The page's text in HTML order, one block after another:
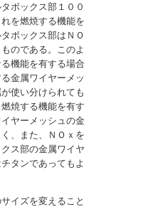
ボックス部１００
を燃焼する機能を
ボックス部はＮＯ
のである。このよ
機能を有する場合
金属ワイヤーメッ
使い分けられても
焼する機能を有す
ヤーメッシュの金
、また、ＮＯｘを
ス部の金属ワイヤ
タンであってもよ
イズを変えること